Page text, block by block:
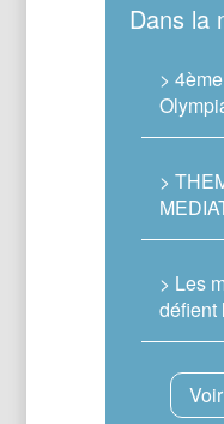
Dans la
>
>
> Les
défient